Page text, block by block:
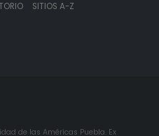
SITIOS A-Z
de las Américas Puebla. Ex